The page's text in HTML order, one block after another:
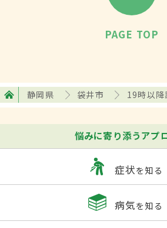
PAGE TOP
静岡県 袋井市 19時以降
悩みに寄り添うアプ
症状を知る
病気を知る